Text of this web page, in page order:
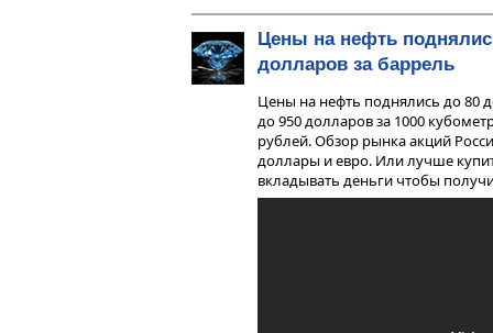
Цены на нефть
долларов за баррель
Цены на нефть поднялись до 80
до 950 долларов за 1000
рублей. Обзор рынка акций
доллары и евро. Или лучше
вкладывать деньги чтобы